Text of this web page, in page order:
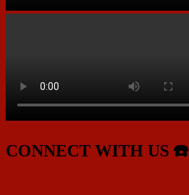
CONNECT WITH US ☎️